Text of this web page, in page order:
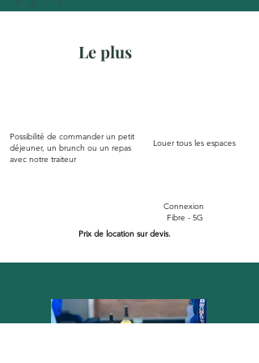
Le plus
Possibilité de commander un petit
déjeuner, un brunch ou un repas
avec notre traiteur
Louer tous les espaces
Connexion
Fibre - 5G
Prix de location sur devis.